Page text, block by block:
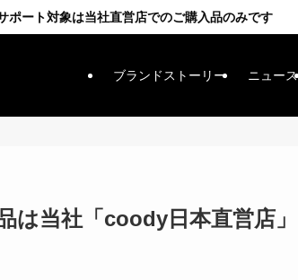
ポート対象は当社直営店でのご購入品のみです
ブランドストーリー ニュース
は当社「coody日本直営店」